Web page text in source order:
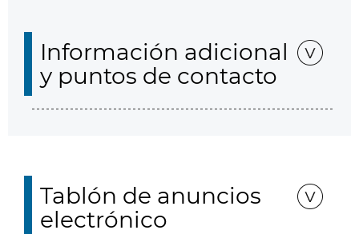
Información adicional
y puntos de contacto
Tablón de anuncios
electrónico